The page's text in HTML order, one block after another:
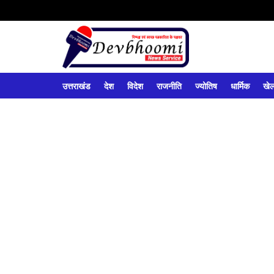
उत्तराखंड देश विदेश राजनीति ज्योतिष धार्मिक